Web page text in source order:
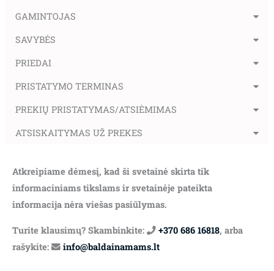
GAMINTOJAS
SAVYBĖS
PRIEDAI
PRISTATYMO TERMINAS
PREKIŲ PRISTATYMAS/ATSIĖMIMAS
ATSISKAITYMAS UŽ PREKES
Atkreipiame dėmesį, kad ši svetainė skirta tik
informaciniams tikslams ir svetainėje pateikta
informacija nėra viešas pasiūlymas.
Turite klausimų? Skambinkite: +370 686 16818, arba
rašykite:
info@baldainamams.lt